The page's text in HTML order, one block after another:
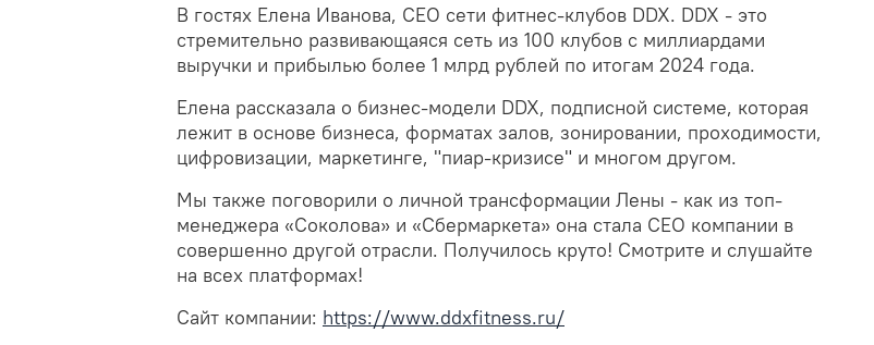
В гостях Елена Иванова, CEO сети фитнес-клубов DDX. DDX - это
стремительно развивающаяся сеть из 100 клубов с миллиардами
выручки и прибылью более 1 млрд рублей по итогам 2024 года.
Елена рассказала о бизнес-модели DDX, подписной системе, которая
лежит в основе бизнеса, форматах залов, зонировании, проходимости,
цифровизации, маркетинге, "пиар-кризисе" и многом другом.
Мы также поговорили о личной трансформации Лены - как из топ-
менеджера «Соколова» и «Сбермаркета» она стала CEO компании в
совершенно другой отрасли. Получилось круто! Смотрите и слушайте
на всех платформах!
Сайт компании: https://www.ddxfitness.ru/